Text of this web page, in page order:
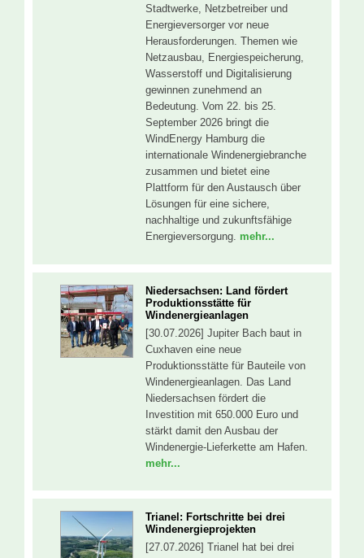
Stadtwerke, Netzbetreiber und
Energieversorger vor neue
Herausforderungen. Themen wie
Netzausbau, Energiespeicherung,
Wasserstoff und Digitalisierung
gewinnen zunehmend an
Bedeutung. Vom 22. bis 25.
September 2026 bringt die
WindEnergy Hamburg die
internationale Windenergiebranche
zusammen und bietet eine
Plattform für den Austausch über
Lösungen für eine sichere,
nachhaltige und zukunftsfähige
Energieversorgung. mehr...
Niedersachsen: Land fördert
Produktionsstätte für
Windenergieanlagen
[30.07.2026] Jupiter Bach baut in
Cuxhaven eine neue
Produktionsstätte für Bauteile von
Windenergieanlagen. Das Land
Niedersachsen fördert die
Investition mit 650.000 Euro und
stärkt damit den Ausbau der
Windenergie-Lieferkette am Hafen.
mehr...
Trianel: Fortschritte bei drei
Windenergieprojekten
[27.07.2026] Trianel hat bei drei